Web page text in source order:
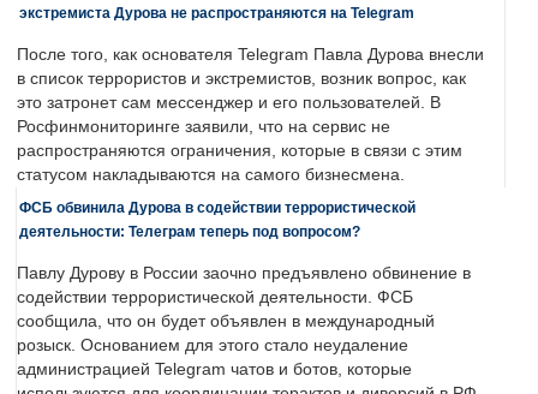
экстремиста Дурова не распространяются на Telegram
После того, как основателя Telegram Павла Дурова внесли
в список террористов и экстремистов, возник вопрос, как
это затронет сам мессенджер и его пользователей. В
Росфинмониторинге заявили, что на сервис не
распространяются ограничения, которые в связи с этим
статусом накладываются на самого бизнесмена.
ФСБ обвинила Дурова в содействии террористической
деятельности: Телеграм теперь под вопросом?
Павлу Дурову в России заочно предъявлено обвинение в
содействии террористической деятельности. ФСБ
сообщила, что он будет объявлен в международный
розыск. Основанием для этого стало неудаление
администрацией Telegram чатов и ботов, которые